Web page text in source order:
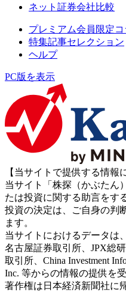
ネット証券会社比較
プレミアム会員限定コ
特集記事セレクション
ヘルプ
PC版を表示
【当サイトで提供する情報
当サイト「株探（かぶたん
たは投資に関する助言をす
投資の決定は、ご自身の判
ます。
当サイトにおけるデータは
名古屋証券取引所、JPX総
取引所、China Investment
Inc. 等からの情報の提供を
著作権は日本経済新聞社に